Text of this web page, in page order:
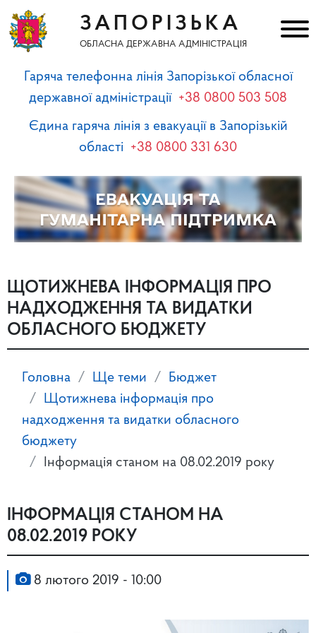
ЗАПОРІЗЬКА
ОБЛАСНА ДЕРЖАВНА АДМІНІСТРАЦІЯ
Гаряча телефонна лінія Запорізької обласної
державної адміністрації +38 0800 503 508
Єдина гаряча лінія з евакуації в Запорізькій
області +38 0800 331 630
ЩОТИЖНЕВА ІНФОРМАЦІЯ ПРО
НАДХОДЖЕННЯ ТА ВИДАТКИ
ОБЛАСНОГО БЮДЖЕТУ
Головна Ще теми
Бюджет
Щотижнева інформація про
надходження та видатки обласного
бюджету
Інформація станом на 08.02.2019 року
ІНФОРМАЦІЯ СТАНОМ НА
08.02.2019 РОКУ
8 лютого 2019 - 10:00